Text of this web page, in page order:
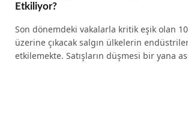
Etkiliyor?
Son dönemdeki vakalarla kritik eşik olan
üzerine çıkacak salgın ülkelerin
etkilemekte. Satışların düşmesi bir yana